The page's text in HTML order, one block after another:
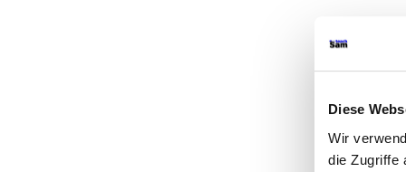
Diese
Wir
die Zugriffe